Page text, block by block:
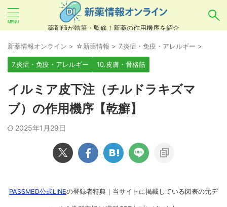
薬剤師が執筆・監修！新薬の作用機序を紹介
あいまい検索（例：ひらがな、誤字）には対応し
ていませんので、製品名・一般名・キーワードな
どを
カタカナでご入力ください。
良い例：テセントリク
悪い例：てせんとりく テセンタリク
新薬情報オンライン > ☆新薬情報 > 7.炎症・免疫・アレルギー >
7.炎症・免疫・アレルギー 10.皮膚・骨格筋
イルミア皮下注（チルドラキズマ
ブ）の作用機序【乾癬】
2025年1月29日
PASSMED公式LINEの登録者特典｜当サイトに掲載している図表の元デ